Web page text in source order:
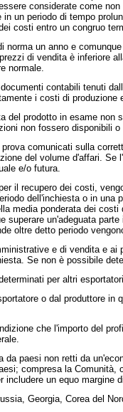
considerate come
un periodo di tempo
costi entro un congruo
un anno e
di vendita è inferiore
normale.
contabili tenuti
i costi di
del prodotto in esame
non fossero disponibili
comunicati sulla
del volume d'affari.
e/o futura.
il recupero dei costi,
dell'inchiesta o in
media ponderata dei
superare un'adeguata
oltre detto periodo
e di vendita e ai
Se non è possibile
per altri
o dal produttore in
che l'importo del
paesi non retti da
compresa la
includere un equo margine
Georgia, Corea del